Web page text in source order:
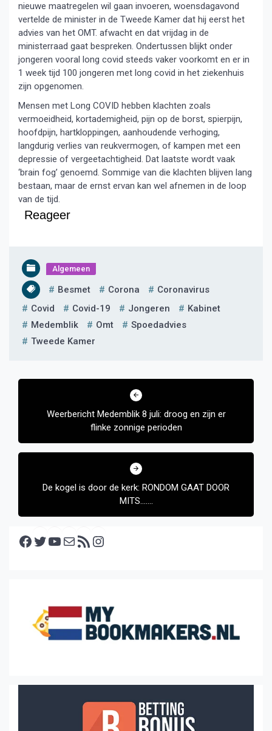
nieuwe maatregelen wil gaan invoeren, woensdagavond
vertelde de minister in de Tweede Kamer dat hij eerst het
advies van het OMT. afwacht en dat vrijdag in de
ministerraad gaat bespreken. Ondertussen blijkt onder
jongeren vooral long covid steeds vaker voorkomt en er in
1 week tijd 100 jongeren met long covid in het ziekenhuis
zijn opgenomen.
Mensen met Long COVID hebben klachten zoals
vermoeidheid, kortademigheid, pijn op de borst, spierpijn,
hoofdpijn, hartkloppingen, aanhoudende verhoging,
langdurig verlies van reukvermogen, of kampen met een
depressie of vergeetachtigheid. Dat laatste wordt vaak
‘brain fog’ genoemd. Sommige van die klachten blijven lang
bestaan, maar de ernst ervan kan wel afnemen in de loop
van de tijd.
Reageer
Algemeen
Besmet Corona
Coronavirus
Covid
Covid-19 Jongeren
Kabinet
Medemblik
Omt
Spoedadvies
Tweede Kamer
Bericht
Weerbericht Medemblik 8 juli: droog en zijn er
flinke zonnige perioden
De kogel is door de kerk: RONDOM GAAT DOOR
MITS…….
Facebook Twitter YouTube E-mail RSS feed